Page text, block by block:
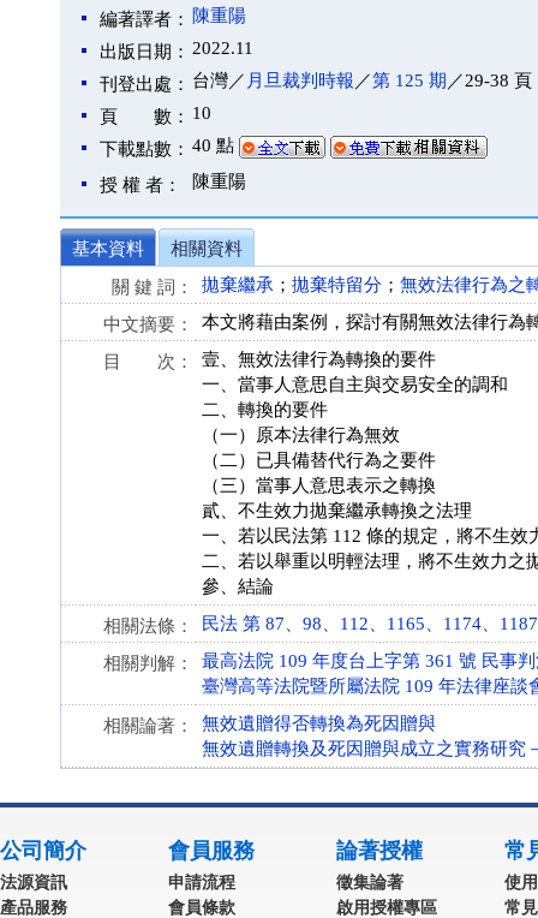
編著譯者：
陳重陽
出版日期： 2022.11
刊登出處： 台灣／ 月旦裁判時報 ／第 125 期 ／29-38 頁
頁 數： 10
下載點數： 40 點
授 權 者： 陳重陽
基本資料
相關資料
關 鍵 詞：
拋棄繼承 ； 拋棄特留分 ； 無效法律行為之
中文摘要： 本文將藉由案例，探討有關無效法律行為
目 次：
壹、無效法律行為轉換的要件
一、當事人意思自主與交易安全的調和
二、轉換的要件
（一）原本法律行為無效
（二）已具備替代行為之要件
（三）當事人意思表示之轉換
貳、不生效力拋棄繼承轉換之法理
一、若以民法第 112 條的規定，將不生
二、若以舉重以明輕法理，將不生效力之
參、結論
相關法條： 民法 第 87、98、112、1165、1174、
相關判解：
最高法院 109 年度台上字第 361 號 民事
臺灣高等法院暨所屬法院 109 年法律座談
相關論著：
無效遺贈得否轉換為死因贈與
無效遺贈轉換及死因贈與成立之實務研究
公司簡介
法源資訊
產品服務
會員服務
申請流程
會員條款
論著授權
徵集論著
啟用授權專區
常
使
常